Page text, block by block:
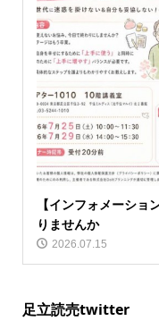
【インフォメーショ
りませんか
2026.07.15
足立読売twitter